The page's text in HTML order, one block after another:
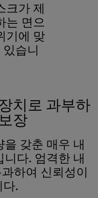
크가 제
는 면으
기에 맞
습니
치로 과부하
장
갖춘 매우 내
다. 엄격한 내
하여 신뢰성이
다.